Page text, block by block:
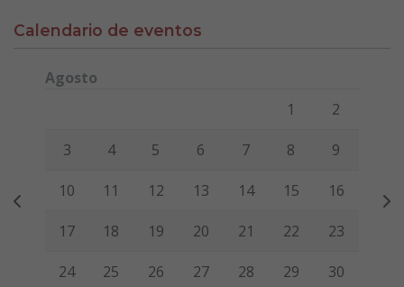
Calendario de eventos
Agosto
Viernes Sábado
1 2
3 4 5 6 7 8 9
10 11 12 13 14 15 16
17 18 19 20 21 22 23
24 25 26 27 28 29 30